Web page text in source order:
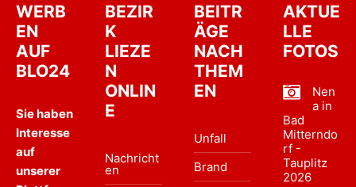
WERB
EN
AUF
BLO24
Sie haben
Interesse
auf
unserer
BEZIR
K
LIEZE
N
ONLIN
E
Nachricht
en
BEITR
ÄGE
NACH
THEM
EN
Unfall
Brand
AKTUE
LLE
FOTOS
Nen
a in
Bad
Mitterndo
rf -
Tauplitz
2026